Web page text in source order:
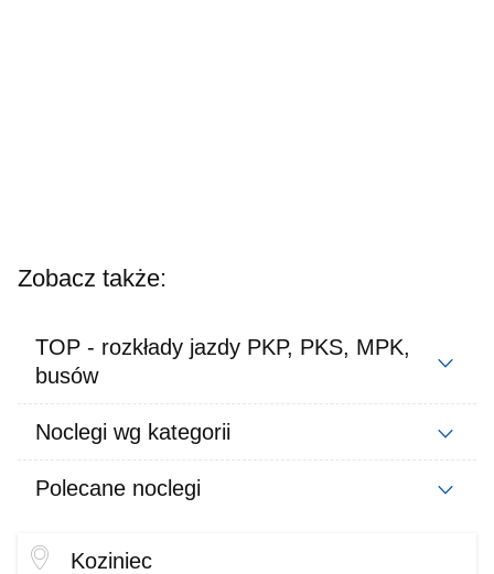
Zobacz także:
TOP - rozkłady jazdy PKP, PKS, MPK,
busów
Noclegi wg kategorii
Polecane noclegi
Koziniec